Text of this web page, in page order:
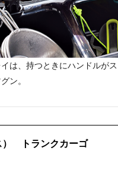
は、持つときにハンドルが
ン。
） トランクカーゴ